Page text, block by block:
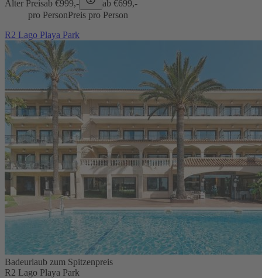
Alter Preisab €999,- ab €699,-
pro PersonPreis pro Person
R2 Lago Playa Park
Badeurlaub zum Spitzenpreis
R2 Lago Playa Park